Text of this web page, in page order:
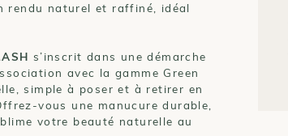
rendu naturel et raffiné, idéal
s’inscrit dans une démarche
avec la gamme Green
simple à poser et à retirer en
vous une manucure durable,
votre beauté naturelle au